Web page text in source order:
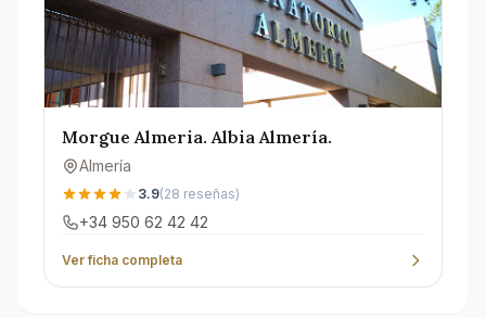
Morgue Almeria. Albia Almería.
Almería
3.9(28 reseñas)
+34 950 62 42 42
Ver ficha completa